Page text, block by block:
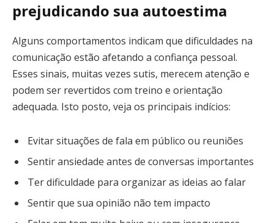
prejudicando sua autoestima
Alguns comportamentos indicam que dificuldades na
comunicação estão afetando a confiança pessoal.
Esses sinais, muitas vezes sutis, merecem atenção e
podem ser revertidos com treino e orientação
adequada. Isto posto, veja os principais indícios:
Evitar situações de fala em público ou reuniões
Sentir ansiedade antes de conversas importantes
Ter dificuldade para organizar as ideias ao falar
Sentir que sua opinião não tem impacto